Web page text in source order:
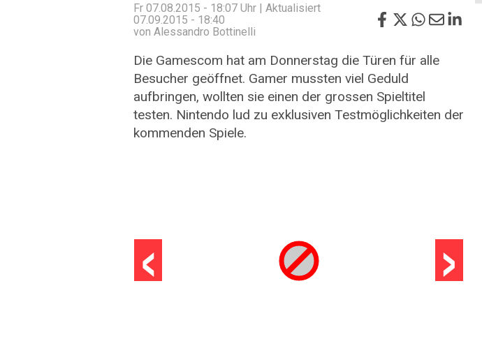
Fr 07.08.2015 - 18:07 Uhr | Aktualisiert
07.09.2015 - 18:40
von Alessandro Bottinelli
Die Gamescom hat am Donnerstag die Türen für alle
Besucher geöffnet. Gamer mussten viel Geduld
aufbringen, wollten sie einen der grossen Spieltitel
testen. Nintendo lud zu exklusiven Testmöglichkeiten der
kommenden Spiele.
‹ ›